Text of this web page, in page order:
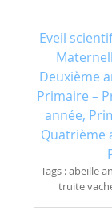
Eveil
Deuxième
Primaire –
année,
Quatrième
Tags : abeille
truite